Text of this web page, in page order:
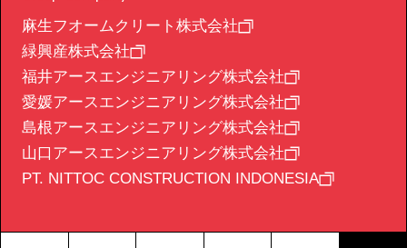
麻生フオームクリート株式会社
緑興産株式会社
福井アースエンジニアリング株式会社
愛媛アースエンジニアリング株式会社
島根アースエンジニアリング株式会社
山口アースエンジニアリング株式会社
PT. NITTOC CONSTRUCTION INDONESIA